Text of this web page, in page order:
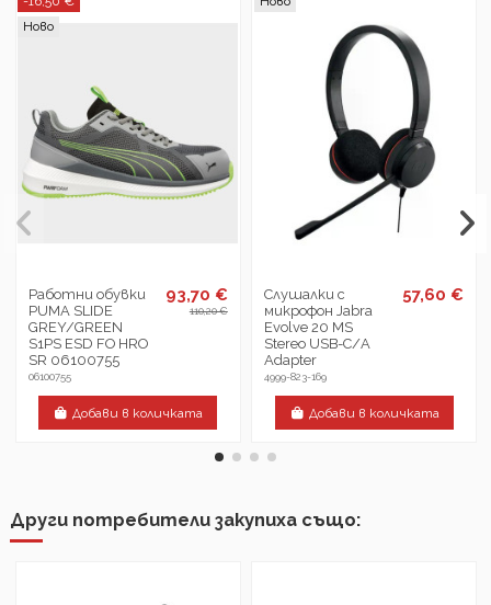
Ново
Работни обувки
PUMA SLIDE
GREY/GREEN
S1PS ESD FO HRO
SR 06100755
06100755
93,70 €
110,20 €
Добави в количката
Слушалки с
микрофон Jabra
Evolve 20 MS
Stereo USB-C/А
Adapter
4999-823-169
57,60 €
Добави в количката
Други потребители закупиха също: